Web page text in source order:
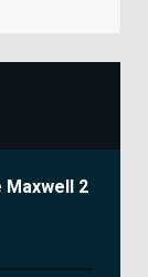
Maxwell 2